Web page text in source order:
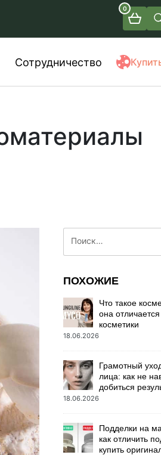
0
Сотрудничество
ПОХОЖИЕ
Что такое
она
косметики
18.06.2026
Грамотный
лица: как не
добиться
18.06.2026
Подделки на
как отличить
купить